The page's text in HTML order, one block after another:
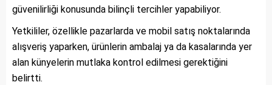
güvenilirliği konusunda bilinçli tercihler yapabiliyor.
Yetkililer, özellikle pazarlarda ve mobil satış noktalarında
alışveriş yaparken, ürünlerin ambalaj ya da kasalarında yer
alan künyelerin mutlaka kontrol edilmesi gerektiğini
belirtti.